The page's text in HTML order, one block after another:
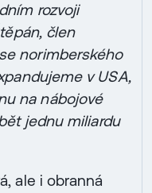
rozvoji
člen
norimberského
v USA,
na nábojové
jednu miliardu
ale i obranná